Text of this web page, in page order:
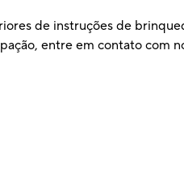
de instruções de
entre em contato com